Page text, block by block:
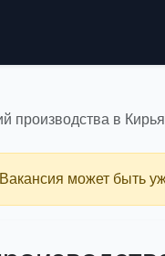
производства в
может быть